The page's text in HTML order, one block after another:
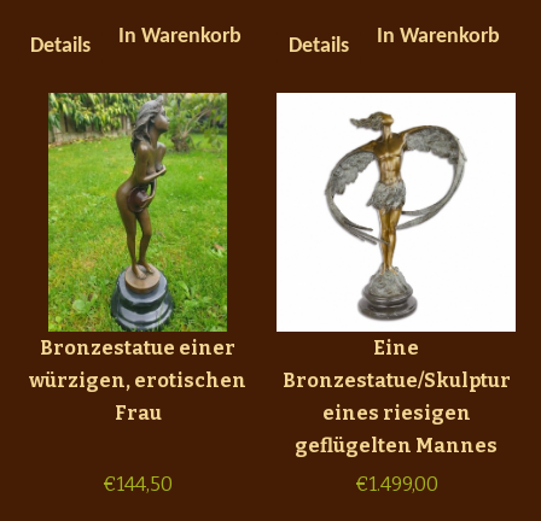
Details In Warenkorb Details In Warenkorb
Bronzestatue einer
würzigen, erotischen
Frau
€144,50
Eine
Bronzestatue/Skulptur
eines riesigen
geflügelten Mannes
€1.499,00